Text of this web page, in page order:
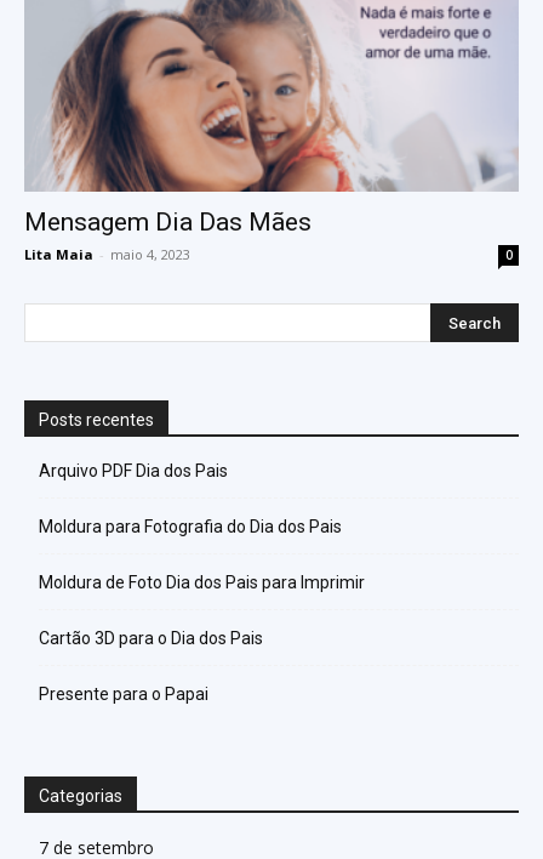
Mensagem Dia Das Mães
Lita Maia - maio 4, 2023 0
Posts recentes
Arquivo PDF Dia dos Pais
Moldura para Fotografia do Dia dos Pais
Moldura de Foto Dia dos Pais para Imprimir
Cartão 3D para o Dia dos Pais
Presente para o Papai
Categorias
7 de setembro